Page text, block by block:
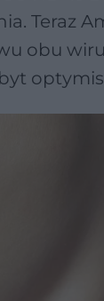
Teraz
obu